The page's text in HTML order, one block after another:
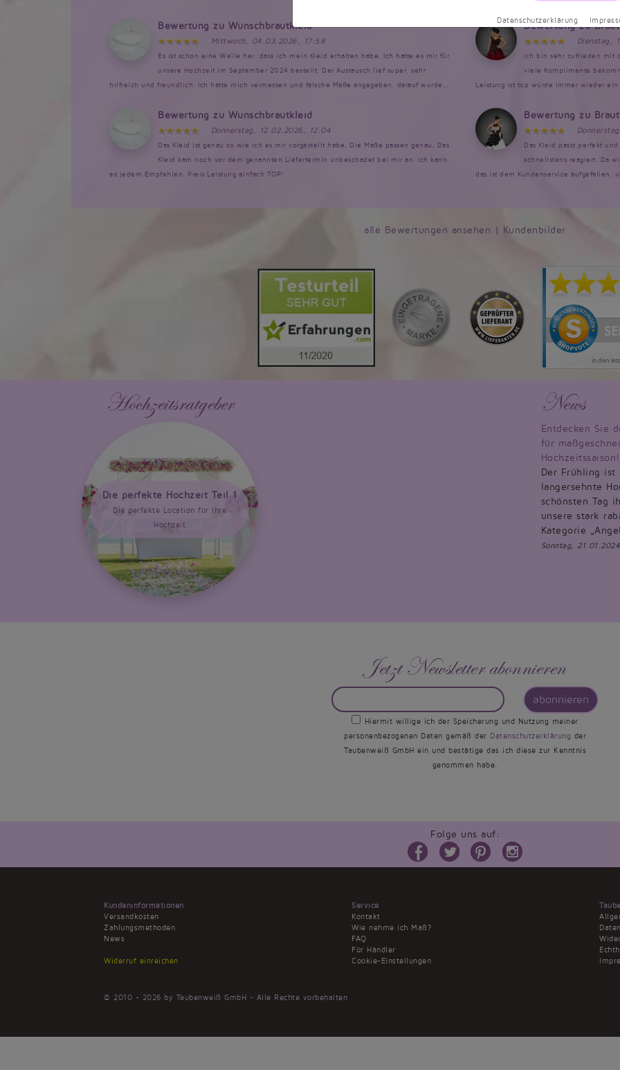
Bewertung zu Wunschbrautkleid
Mittwoch, 04.03.2026, 17:58
Es ist schon eine Weile her, dass ich mein Kleid erhalten habe. Ich hatte es mir für
unsere Hochzeit im September 2024 bestellt. Der Austausch lief super, sehr
hilfreich und freundlich. Ich hatte mich vermessen und falsche Maße angegeben, darauf wurde...
Bewertung zu
Dienstag,
Ich bin sehr zufrieden mit
viele Komplimente
Leistung ist top würde immer wieder ein
Bewertung zu Wunschbrautkleid
Donnerstag, 12.02.2026, 12:04
Das Kleid ist genau so wie ich es mir vorgestellt habe. Die Maße passen genau. Das
Kleid kam noch vor dem genannten Liefertermin unbeschadet bei mir an. Ich kann
es jedem Empfehlen. Preis Leistung einfach TOP!
Bewertung zu
Das Kleid passt perfekt
schnellstens reagiert. Da
das ist dem Kundenservice aufgefallen,
alle Bewertungen ansehen | Kundenbilder
Hochzeitsratgeber
Die perfekte Hochzeit Teil 1
Die perfekte Location für Ihre
Hochzeit
News
Entdecken Sie
für
Hochzeitssaison!
Der Frühling
langersehnte
schönsten Tag
unsere stark
Kategorie
Sonntag,
Jetzt Newsletter abonnieren
abonnieren
Hiermit willige ich der Speicherung und Nutzung meiner
personenbezogenen Daten gemäß der Datenschutzerklärung der
Taubenweiß GmbH ein und bestätige das ich diese zur Kenntnis
genommen habe.
Folge uns auf:
Kundeninformationen
Versandkosten
Zahlungsmethoden
News
Widerruf einreichen
Service
Kontakt
Wie nehme ich Maß?
FAQ
Für Händler
Cookie-Einstellungen
© 2010 - 2026 by Taubenweiß GmbH - Alle Rechte vorbehalten
Datenschutzerklärung